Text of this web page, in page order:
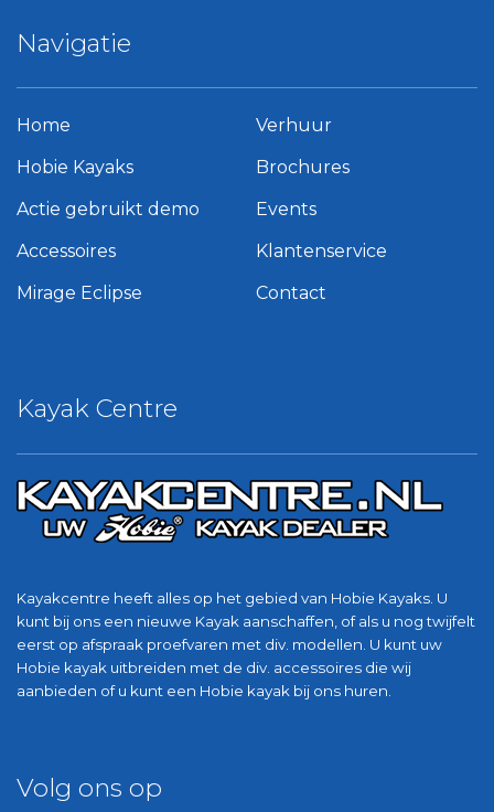
Kayak Centre
Kayakcentre heeft alles op het gebied van Hobie Kayaks. U
kunt bij ons een nieuwe Kayak aanschaffen, of als u nog twijfelt
eerst op afspraak proefvaren met div. modellen. U kunt uw
Hobie kayak uitbreiden met de div. accessoires die wij
aanbieden of u kunt een Hobie kayak bij ons huren.
Navigatie
Home
Hobie Kayaks
Actie gebruikt demo
Accessoires
Mirage Eclipse
Verhuur
Brochures
Events
Klantenservice
Contact
Volg ons op